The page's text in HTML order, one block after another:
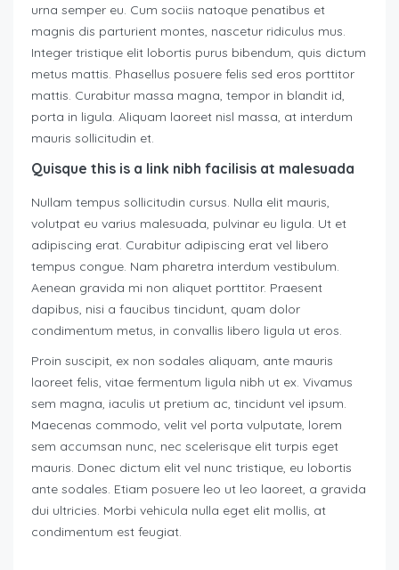
urna semper eu. Cum sociis natoque penatibus et
magnis dis parturient montes, nascetur ridiculus mus.
Integer tristique elit lobortis purus bibendum, quis dictum
metus mattis. Phasellus posuere felis sed eros porttitor
mattis. Curabitur massa magna, tempor in blandit id,
porta in ligula. Aliquam laoreet nisl massa, at interdum
mauris sollicitudin et.
Quisque this is a link nibh facilisis at malesuada
Nullam tempus sollicitudin cursus. Nulla elit mauris,
volutpat eu varius malesuada, pulvinar eu ligula. Ut et
adipiscing erat. Curabitur adipiscing erat vel libero
tempus congue. Nam pharetra interdum vestibulum.
Aenean gravida mi non aliquet porttitor. Praesent
dapibus, nisi a faucibus tincidunt, quam dolor
condimentum metus, in convallis libero ligula ut eros.
Proin suscipit, ex non sodales aliquam, ante mauris
laoreet felis, vitae fermentum ligula nibh ut ex. Vivamus
sem magna, iaculis ut pretium ac, tincidunt vel ipsum.
Maecenas commodo, velit vel porta vulputate, lorem
sem accumsan nunc, nec scelerisque elit turpis eget
mauris. Donec dictum elit vel nunc tristique, eu lobortis
ante sodales. Etiam posuere leo ut leo laoreet, a gravida
dui ultricies. Morbi vehicula nulla eget elit mollis, at
condimentum est feugiat.